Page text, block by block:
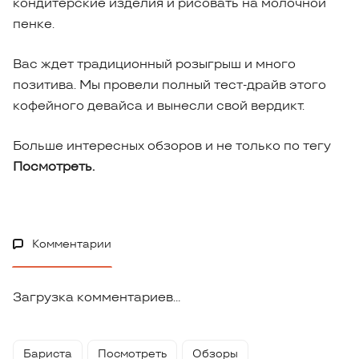
пенке.
Вас ждет традиционный розыгрыш и много
позитива. Мы провели полный тест-драйв этого
кофейного девайса и вынесли свой вердикт.
Больше интересных обзоров и не только по тегу
Посмотреть.
Комментарии
Загрузка комментариев...
Бариста Посмотреть Обзоры